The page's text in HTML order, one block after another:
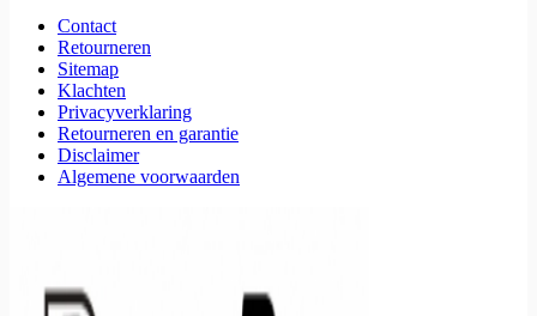
Contact
Retourneren
Sitemap
Klachten
Privacyverklaring
Retourneren en garantie
Disclaimer
Algemene voorwaarden